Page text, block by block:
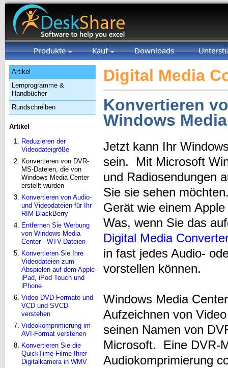
Produkte Kauf Downloads
Artikel
Lernprogramme &
Handbücher
Rundschreiben
Artikel
Reduzieren der
Videodateigröße
Konvertieren von DVR-
MS-Dateien, die von
Windows Media Center
erstellt wurden
Konvertieren von Audio-
und Videodateien für Ihr
RIM BlackBerry
Entfernen Sie Werbung
von Windows Media
Center - WTV-Dateien
Konvertieren Sie Ihre
Videodateien zum
Abspielen auf dem Apple
iPad, iPod Touch und
iPhone
Video-DVD-Formate und
VCD und SVCD
verstehen
Videokomprimierung im
AVI-Format verstehen
Konvertieren Sie die
QuickTime-Filme Ihrer
Digitalkamera in WMV
Digital Media
Konvertieren
Windows
Jetzt kann Ihr
sein. Mit Microsoft
und Radiosendungen
Sie sie sehen
Gerät wie einem
Was, wenn Sie das
Digital Media
in fast jedes Audio-
vorstellen können.
Windows Media
Aufzeichnen von
seinen Namen von
Microsoft. Eine DVR-
Audiokomprimierung